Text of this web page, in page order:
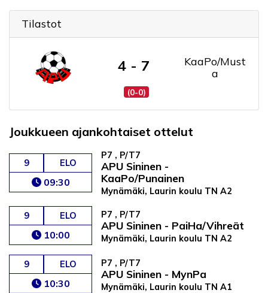
Tilastot
4 - 7
KaaPo/Must
a
(0-0)
Joukkueen ajankohtaiset ottelut
9 ELO
09:30
P7 , P/T7
APU Sininen -
KaaPo/Punainen
Mynämäki, Laurin koulu TN A2
9 ELO
10:00
P7 , P/T7
APU Sininen - PaiHa/Vihreät
Mynämäki, Laurin koulu TN A2
9 ELO
10:30
P7 , P/T7
APU Sininen - MynPa
Mynämäki, Laurin koulu TN A1